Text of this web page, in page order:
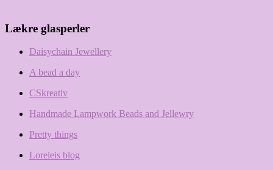
Lækre glasperler
Daisychain Jewellery
A bead a day
CSkreativ
Handmade Lampwork Beads and Jellewry
Pretty things
Loreleis blog